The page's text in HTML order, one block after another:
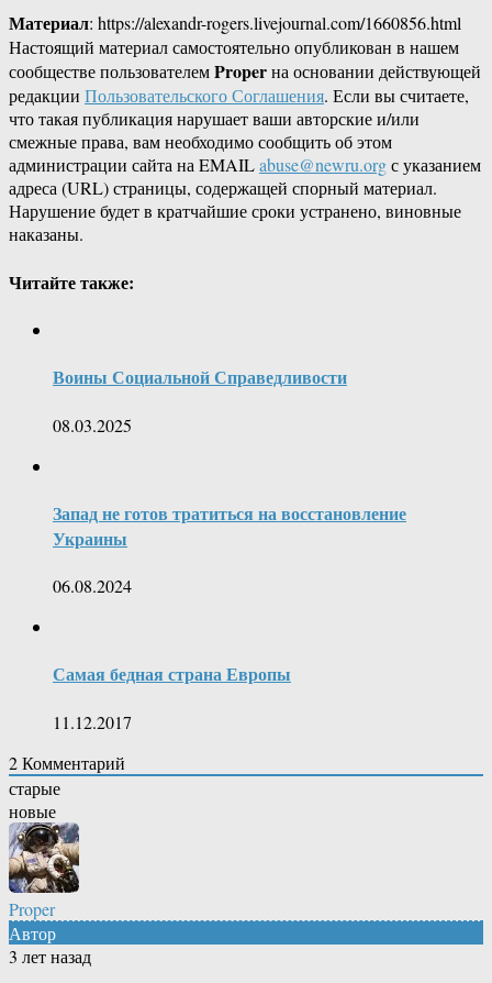
Материал: https://alexandr-rogers.livejournal.com/1660856.html
Настоящий материал самостоятельно опубликован в нашем
сообществе пользователемProperна основании действующей
редакции Пользовательского Соглашения. Если вы считаете,
что такая публикация нарушает ваши авторские и/или
смежные права, вам необходимо сообщить об этом
администрации сайта на EMAILabuse@newru.orgс указанием
адреса (URL) страницы, содержащей спорный материал.
Нарушение будет в кратчайшие сроки устранено, виновные
наказаны.
Читайте также:
Воины Социальной Справедливости
08.03.2025
Запад не готов тратиться на восстановление
Украины
06.08.2024
Самая бедная страна Европы
11.12.2017
2Комментарий
старые
новые
Proper
Автор
3 лет назад